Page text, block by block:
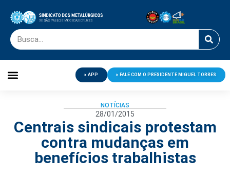
APP FALE COM O PRESIDENTE MIGUEL TORRES
NOTÍCIAS
28/01/2015
Centrais sindicais protestam
contra mudanças em
benefícios trabalhistas